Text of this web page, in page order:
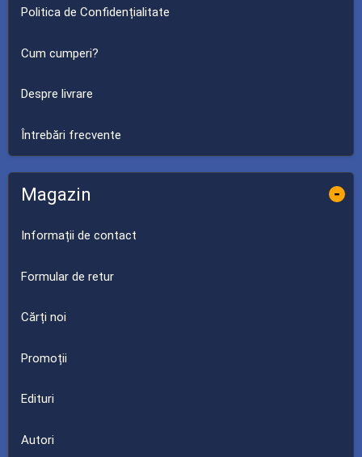
Politica de Confidențialitate
Cum cumperi?
Despre livrare
Întrebări frecvente
Magazin -
Informații de contact
Formular de retur
Cărți noi
Promoții
Edituri
Autori